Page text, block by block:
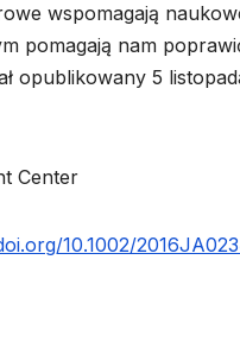
wspomagają
pomagają nam
opublikowany 5
Center
10.1002/